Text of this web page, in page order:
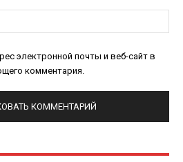
электронной почты и веб-сайт в
комментария.